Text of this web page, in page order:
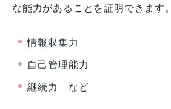
な能力があることを証明できます。
情報収集力
自己管理能力
継続力 など